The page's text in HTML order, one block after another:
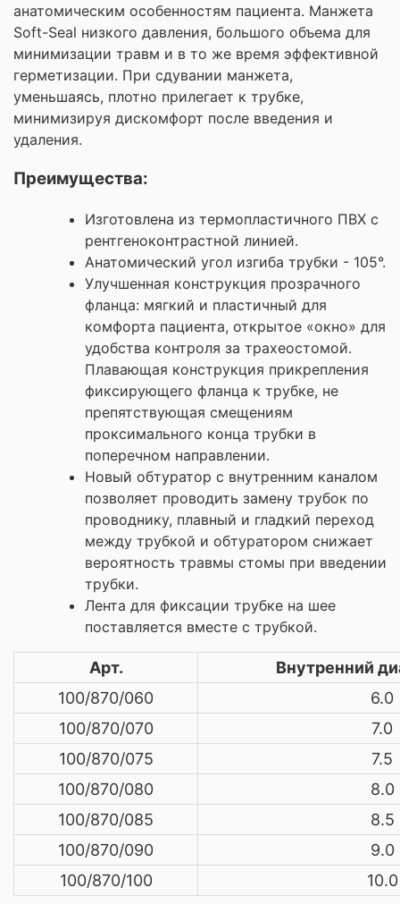
анатомическим особенностям пациента. Манжета
Soft-Seal низкого давления, большого объема для
минимизации травм и в то же время эффективной
герметизации. При сдувании манжета,
уменьшаясь, плотно прилегает к трубке,
минимизируя дискомфорт после введения и
удаления.
Преимущества:
Изготовлена из термопластичного ПВХ с
рентгеноконтрастной линией.
Анатомический угол изгиба трубки - 105°.
Улучшенная конструкция прозрачного
фланца: мягкий и пластичный для
комфорта пациента, открытое «окно» для
удобства контроля за трахеостомой.
Плавающая конструкция прикрепления
фиксирующего фланца к трубке, не
препятствующая смещениям
проксимального конца трубки в
поперечном направлении.
Новый обтуратор с внутренним каналом
позволяет проводить замену трубок по
проводнику, плавный и гладкий переход
между трубкой и обтуратором снижает
вероятность травмы стомы при введении
трубки.
Лента для фиксации трубке на шее
поставляется вместе с трубкой.
Арт.
Внутренний
100/870/060
6.0
100/870/070
7.0
100/870/075
7.5
100/870/080
8.0
100/870/085
8.5
100/870/090
9.0
100/870/100
10.0